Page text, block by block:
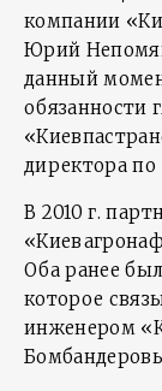
компании
Юрий
данный
обязанности
директора по
В 2010 г.
Оба ранее
которое
инженером